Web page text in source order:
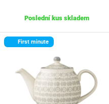
Poslední kus skladem
First minute